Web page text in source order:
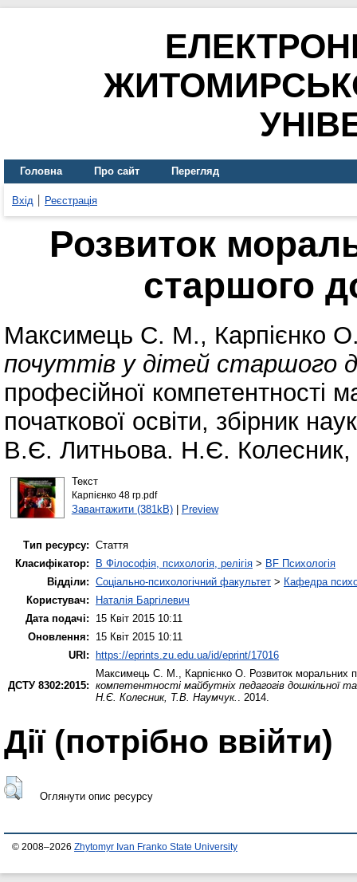
Головна Про сайт Перегляд
Вхід Реєстрація
Розвиток
старшого
Максимець С. М., Карпієнко
почуттів у дітей старшого
професійної компетентності
початкової освіти, збірник
В.Є. Литньова. Н.Є.
Текст
Карпієнко 48 гр.pdf
Завантажити (381kB)| Preview
Тип ресурсу: Стаття
Класифікатор:
B Філософія, психологія, релігія > BF Психологія
Відділи: Соціально-психологічний факультет > Кафедра
Користувач:
Наталія Баргілевич
Дата подачі:
15 Квіт 2015 10:11
Оновлення:
15 Квіт 2015 10:11
URI:
https://eprints.zu.edu.ua/id/eprint/17016
ДСТУ 8302:2015:
Максимець С. М., Карпієнко О. Розвиток моральних
компетентності майбутніх педагогів дошкільної
Н.Є. Колесник, Т.В. Наумчук. . 2014.
Дії ​​(потрібно ввійти)
Оглянути опис ресурсу
© 2008–2026 Zhytomyr Ivan Franko State University